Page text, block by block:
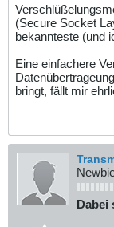
(Secure Socket
bekannteste (und
Eine einfachere
bringt, fällt mir
Dabei